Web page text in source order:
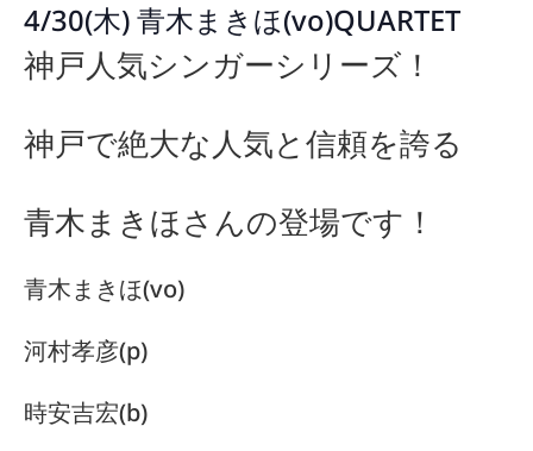
4/30(木) 青木まきほ(vo)QUARTET
神戸人気シンガーシリーズ！
神戸で絶大な人気と信頼を誇る
青木まきほさんの登場です！
青木まきほ(vo)
河村孝彦(p)
時安吉宏(b)